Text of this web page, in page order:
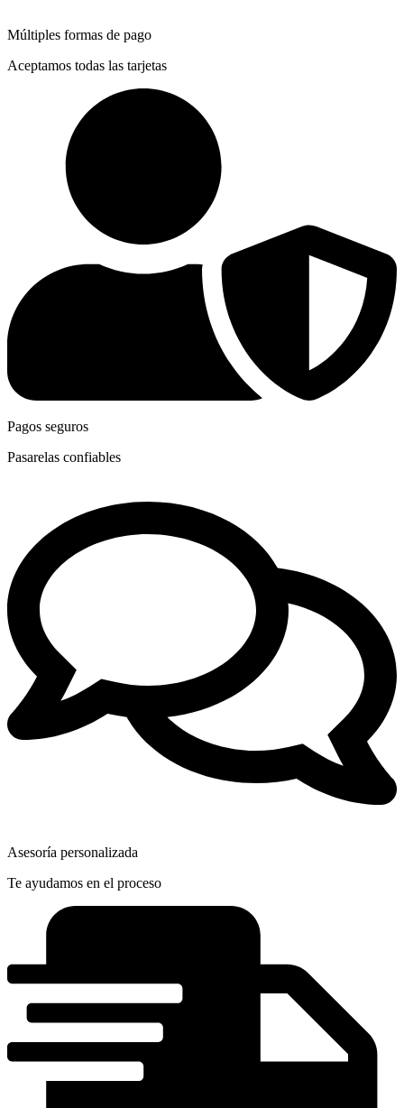
Múltiples formas de pago
Aceptamos todas las tarjetas
Pagos seguros
Pasarelas confiables
Asesoría personalizada
Te ayudamos en el proceso